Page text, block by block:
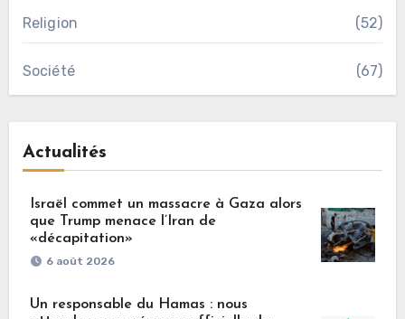
Religion (52)
Société (67)
Actualités
Israël commet un massacre à Gaza alors
que Trump menace l’Iran de
«décapitation»
6 août 2026
Un responsable du Hamas : nous